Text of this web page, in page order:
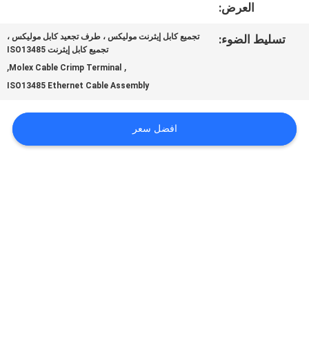
اطلب
اقتباس
العرض:
تسليط الضوء:
تجميع كابل إيثرنت موليكس ، طرف تجعيد كابل موليكس ،
تجميع كابل إيثرنت ISO13485
,
Molex Cable Crimp Terminal
,
ISO13485 Ethernet Cable Assembly
افضل سعر